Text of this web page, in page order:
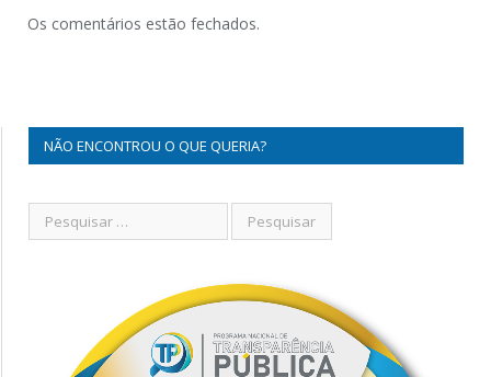
Os comentários estão fechados.
NÃO ENCONTROU O QUE QUERIA?